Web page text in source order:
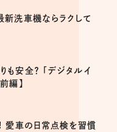
新洗車機ならラクして
も安全？ 「デジタルイ
編】
愛車の日常点検を習慣